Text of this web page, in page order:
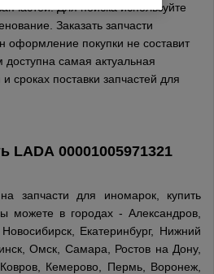
Для поиска используйте
Заказать запчасти
оформление покупки не составит
самая актуальная
сроках поставки запчастей для
LADA 00001005971321
запчасти для иномарок, купить
можете в городах - Александров,
Екатеринбург, Нижний
Омск, Самара, Ростов на Дону,
Кемерово, Пермь, Воронеж,